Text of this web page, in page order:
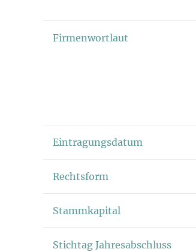
Firmenwortlaut
Eintragungsdatum
Rechtsform
Stammkapital
Stichtag Jahresabschluss